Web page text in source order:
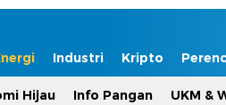
Industri Kripto
Hijau Info Pangan UKM &